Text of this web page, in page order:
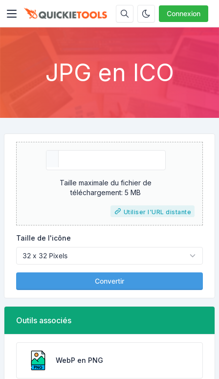
Connexion
JPG en ICO
Taille maximale du fichier de
téléchargement: 5 MB
Utiliser l'URL distante
Taille de l'icône
Convertir
Outils associés
WebP en PNG